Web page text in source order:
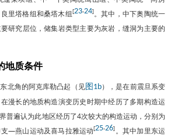
里塔格组和桑塔木组[23-24]。其中，中下奥陶统一
研究层位，储集岩类型主要为灰岩，缝洞为主要的
地质条件
北角的阿克库勒凸起（见图1b），是在前震旦系变
漫长的地质构造演变历史时期中经历了多期构造运
普遍认为此地区经历了4次较大的构造运动，分别为
—燕山运动及喜马拉雅运动[25-26] 。其中加里东运